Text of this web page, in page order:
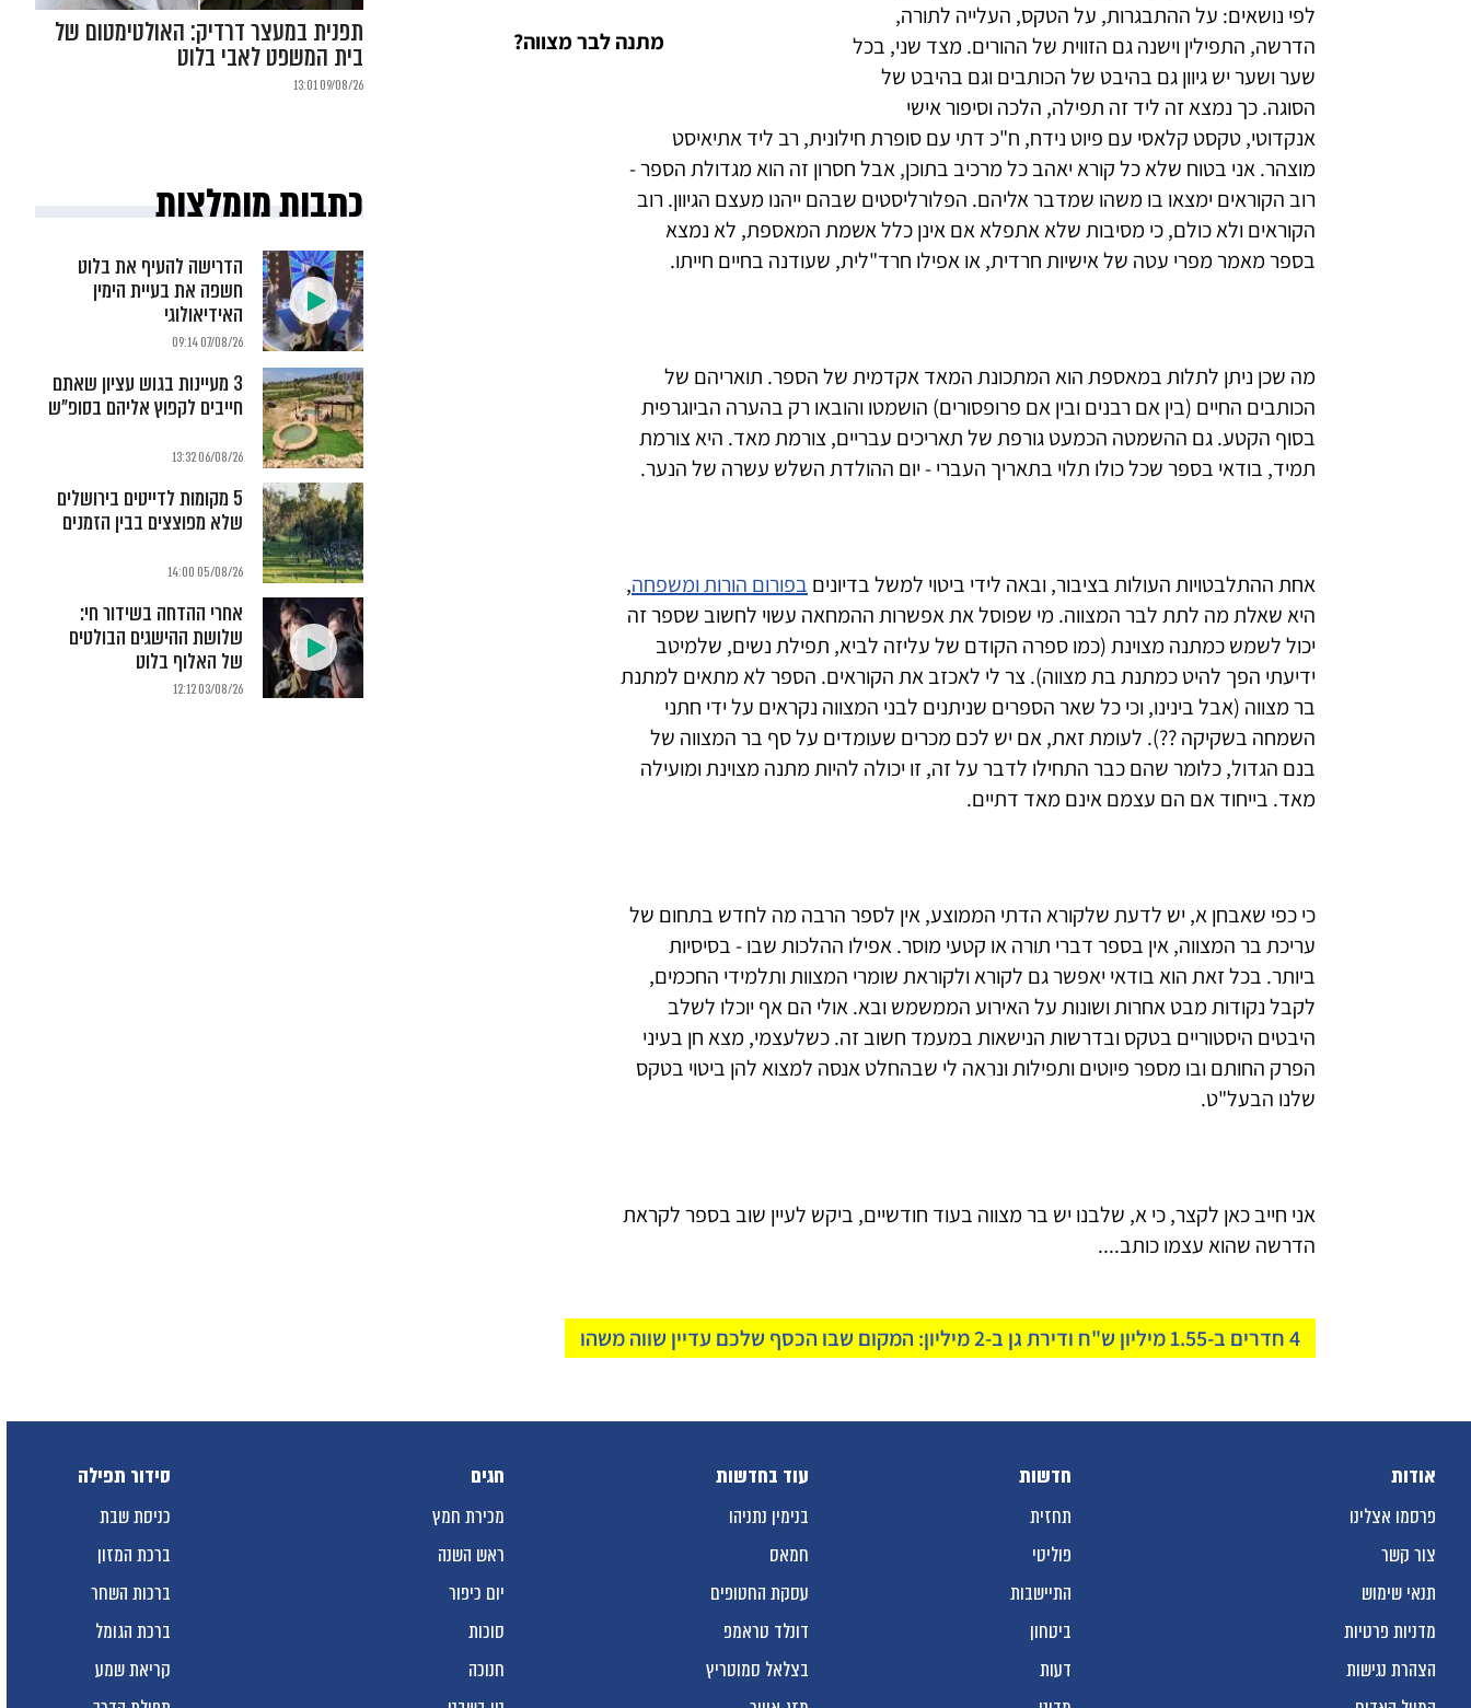
מתנה לבר מצווה?
ההתבגרות, על הטקס, העלייה לתורה, הדרשה, התפילין וישנה גם הזווית של ההורים.
מצד שני, בכל שער ושער יש גיוון גם בהיבט של הכותבים וגם בהיבט של הסוגה. כך
נמצא זה ליד זה תפילה, הלכה וסיפור אישי אנקדוטי, טקסט קלאסי עם פיוט נידח,
ח"כ דתי עם סופרת חילונית, רב ליד אתיאיסט מוצהר. אני בטוח שלא כל קורא יאהב
כל מרכיב בתוכן, אבל חסרון זה הוא מגדולת הספר - רוב הקוראים ימצאו בו משהו שמדבר
אליהם. הפלורליסטים שבהם ייהנו מעצם הגיוון. רוב הקוראים ולא כולם, כי מסיבות שלא
אתפלא אם אינן כלל אשמת המאספת, לא נמצא בספר מאמר מפרי עטה של אישיות
חרדית, או אפילו חרד"לית, שעודנה בחיים חייתו.
הכותבים החיים (בין אם רבנים ובין אם פרופסורים) הושמטו והובאו רק בהערה הביוגרפית
בסוף הקטע. גם ההשמטה הכמעט גורפת של תאריכים עבריים, צורמת מאד. היא צורמת
תמיד, בודאי בספר שכל כולו תלוי בתאריך העברי - יום ההולדת השלש עשרה של הנער.
היא שאלת מה לתת לבר המצווה. מי שפוסל את אפשרות ההמחאה עשוי לחשוב שספר זה
יכול לשמש כמתנה מצוינת (כמו ספרה הקודם של עליזה לביא, תפילת נשים, שלמיטב
ידיעתי הפך להיט כמתנת בת מצווה). צר לי לאכזב את הקוראים. הספר לא מתאים למתנת
בר מצווה (אבל בינינו, וכי כל שאר הספרים שניתנים לבני המצווה נקראים על ידי חתני
השמחה בשקיקה ??). לעומת זאת, אם יש לכם מכרים שעומדים על סף בר המצווה של
בנם הגדול, כלומר שהם כבר התחילו לדבר על זה, זו יכולה להיות מתנה מצוינת ומועילה
מאד. בייחוד אם הם עצמם אינם מאד דתיים.
עריכת בר המצווה, אין בספר דברי תורה או קטעי מוסר. אפילו ההלכות שבו - בסיסיות
ביותר. בכל זאת הוא בודאי יאפשר גם לקורא ולקוראת שומרי המצוות ותלמידי החכמים,
לקבל נקודות מבט אחרות ושונות על האירוע הממשמש ובא. אולי הם אף יוכלו לשלב
היבטים היסטוריים בטקס ובדרשות הנישאות במעמד חשוב זה. כשלעצמי, מצא חן בעיני
הפרק החותם ובו מספר פיוטים ותפילות ונראה לי שבהחלט אנסה למצוא להן ביטוי בטקס
שלנו הבעל"ט.
הדרשה שהוא עצמו כותב....
תפנית במעצר דרדיק: האולטימטום של
בית המשפט לאבי בלוט
09/08/26 13:01
כתבות מומלצות
הדרישה להעיף את בלוט
חשפה את בעיית הימין
האידיאולוגי
07/08/26 09:14
3 מעיינות בגוש עציון שאתם
חייבים לקפוץ אליהם בסופ"ש
06/08/26 13:32
5 מקומות לדייטים בירושלים
שלא מפוצצים בבין הזמנים
05/08/26 14:00
אחרי ההדחה בשידור חי:
שלושת ההישגים הבולטים
של האלוף בלוט
03/08/26 12:12
פרסמו אצלינו
צור קשר
תנאי שימוש
מדניות פרטיות
הצהרת נגישות
המייל האדום
תחזית
פוליטי
התיישבות
ביטחון
דעות
מדיני
בנימין נתניהו
חמאס
עסקת החטופים
דונלד טראמפ
בצלאל סמוטריץ
מזג אוויר
מכירת חמץ
ראש השנה
יום כיפור
סוכות
חנוכה
טו בשבט
כניסת שבת
ברכת המזון
ברכות השחר
ברכת הגומל
קריאת שמע
תפילת הדרך